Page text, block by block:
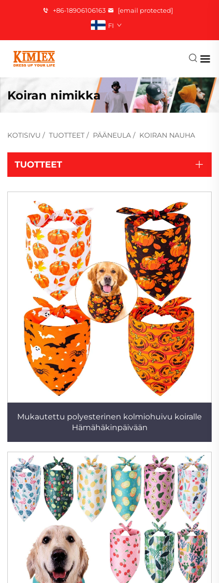
+86-18906106163
[email protected]
FI
Koiran nimikka
KOTISIVU / TUOTTEET / PÄÄNEULA / KOIRAN NAUHA
TUOTTEET
Mukautettu polyesterinen kolmiohuivu koiralle
Hämähäkinpäivään